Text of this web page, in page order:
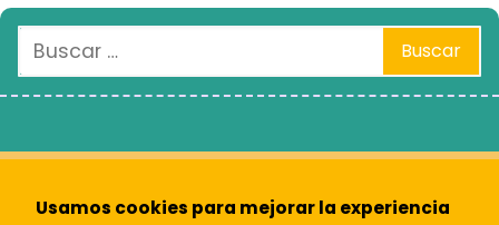
Usamos cookies para mejorar la experiencia